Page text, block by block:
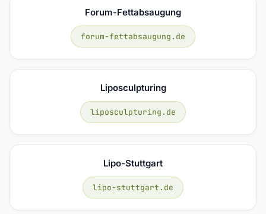
Forum-Fettabsaugung
forum-fettabsaugung.de
Liposculpturing
liposculpturing.de
Lipo-Stuttgart
lipo-stuttgart.de